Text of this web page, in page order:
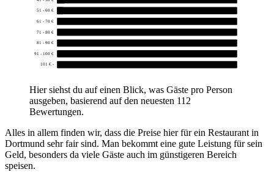
51 - 60 €
61 - 70 €
71 - 80 €
81 - 90 €
91 - 100 €
101 € -
Hier siehst du auf einen Blick, was Gäste pro Person
ausgeben, basierend auf den neuesten 112
Bewertungen.
Alles in allem finden wir, dass die Preise hier für ein Restaurant in
Dortmund sehr fair sind. Man bekommt eine gute Leistung für sein
Geld, besonders da viele Gäste auch im günstigeren Bereich
speisen.